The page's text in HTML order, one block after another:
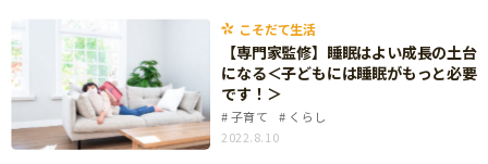
運動・あそび・ゲーム
英語
習い事
知育
料理
マネー
健康
こそだて生活
【専門家監修】睡眠はよい成長の土台
になる＜子どもには睡眠がもっと必要
です！＞
子育て
くらし
2022.8.10